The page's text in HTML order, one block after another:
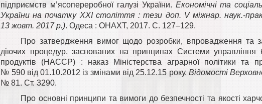
підприємств м’ясопереробної галузі України. Економічні та
України на початку ХХІ століття : тези доп. V міжнар. наук.-
13 жовт. 2017 р.). Одеса : ОНАХТ, 2017. С. 127–129.
Про затвердження вимог щодо розробки, впровадження та
діючих процедур, заснованих на принципах Системи управління
продуктів (НАССР) : наказ Міністерства аграрної політики та
№ 590 від 01.10.2012 із змінами від 25.12.15 року. Відомості
№ 81. Ст. 3290.
Про основні принципи та вимоги до безпечності та якості